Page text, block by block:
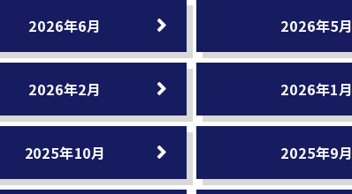
2026年6月 2026年5月
2026年2月 2026年1月
2025年10月 2025年9月